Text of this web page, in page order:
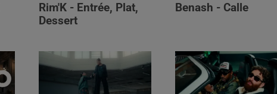
Rim'K - Entrée, Plat,
Dessert
Benash - Calle